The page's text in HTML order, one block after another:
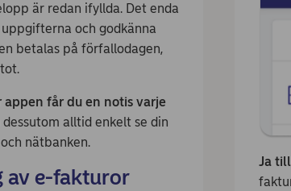
är redan ifyllda. Det enda
och godkänna
betalas på förfallodagen,
får du en notis varje
dessutom alltid enkelt se din
nätbanken.
av e-fakturor
Ja